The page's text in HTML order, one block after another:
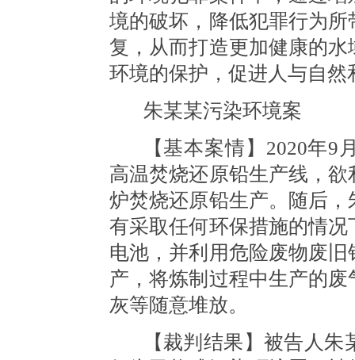
境的破坏，降低犯罪行为
复，从而打造更加健康的
环境的保护，促进人与自然
朱某某污染环境案
【基本案情】 2020年9
高温焚烧还原铅生产线，
炉焚烧还原铅生产。随后
有采取任何环保措施的情
电池，并利用危险废物废
产，将炼制过程中生产的
灰等随意堆放。
【裁判结果】被告人